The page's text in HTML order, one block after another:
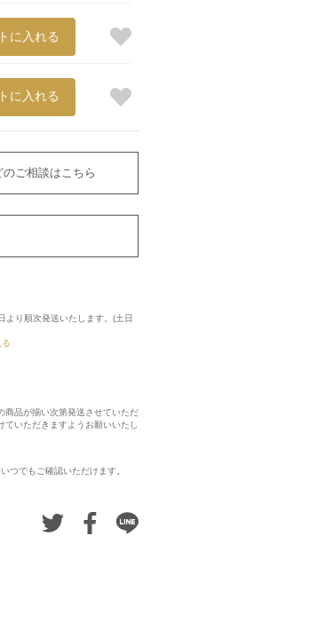
に入れる
に入れる
ご相談はこちら
より順次発送いたします。(土日
商品が揃い次第発送させていただ
いただきますようお願いいたし
つでもご確認いただけます。